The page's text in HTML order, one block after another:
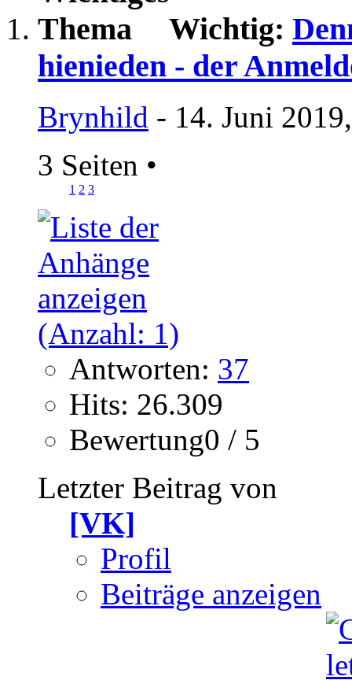
Wichtig:
hienieden - der
Brynhild - 14. Juni
3 Seiten •
1 2 3
Antworten: 37
Hits: 26.309
Bewertung0 / 5
Letzter Beitrag von
[VK]
Profil
Beiträge anzeigen